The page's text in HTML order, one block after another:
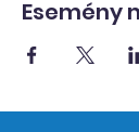
Esemény